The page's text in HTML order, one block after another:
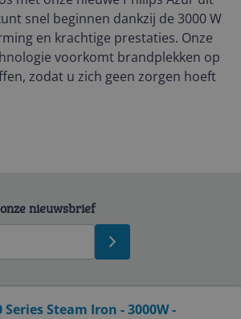
snel beginnen dankzij de 3000 W
en krachtige prestaties. Onze
voorkomt brandplekken op
zodat u zich geen zorgen hoeft
Series Steam Iron - 3000W -
nieuwsbrief